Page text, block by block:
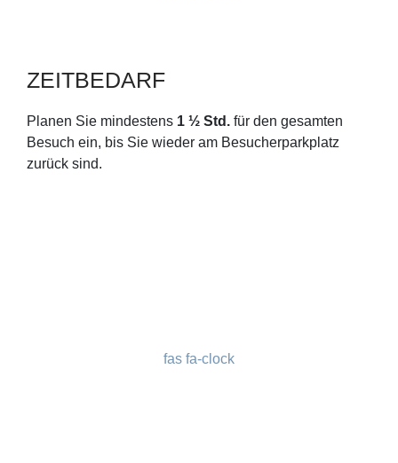
ZEITBEDARF
Planen Sie mindestens 1 ½ Std. für den gesamten
Besuch ein, bis Sie wieder am Besucherparkplatz
zurück sind.
fas fa-clock